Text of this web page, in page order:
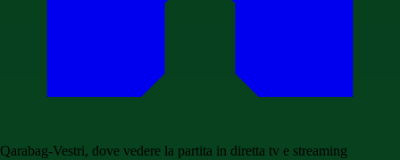
Qarabag-Vestri, dove vedere la partita in diretta tv e streaming